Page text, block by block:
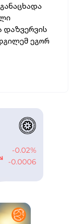
დაზვერვის
ეგორ